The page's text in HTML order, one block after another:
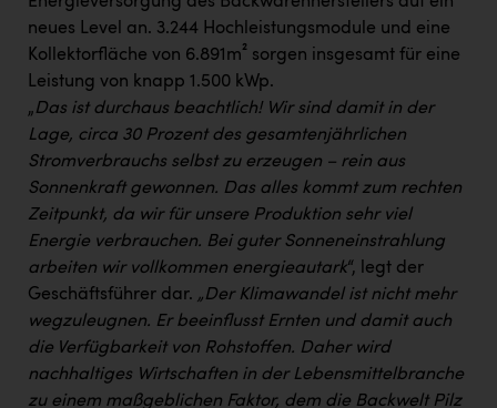
neues Level an. 3.244 Hochleistungsmodule und eine
Kollektorfläche von 6.891m² sorgen insgesamt für eine
Leistung von knapp 1.500 kWp.
„Das ist durchaus beachtlich! Wir sind damit in der
Lage, circa 30 Prozent des gesamtenjährlichen
Stromverbrauchs selbst zu erzeugen – rein aus
Sonnenkraft gewonnen. Das alles kommt zum rechten
Zeitpunkt, da wir für unsere Produktion sehr viel
Energie verbrauchen. Bei guter Sonneneinstrahlung
arbeiten wir vollkommen energieautark“, legt der
Geschäftsführer dar. „Der Klimawandel ist nicht mehr
wegzuleugnen. Er beeinflusst Ernten und damit auch
die Verfügbarkeit von Rohstoffen. Daher wird
nachhaltiges Wirtschaften in der Lebensmittelbranche
zu einem maßgeblichen Faktor, dem die Backwelt Pilz